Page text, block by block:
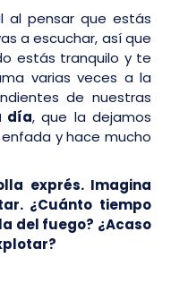
al pensar que estás
a escuchar, así que
estás tranquilo y te
varias veces a la
de nuestras
día, que la dejamos
y hace mucho
exprés. Imagina
¿Cuánto tiempo
del fuego? ¿Acaso